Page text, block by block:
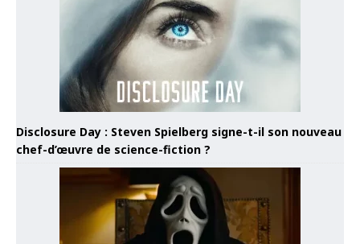
Disclosure Day : Steven Spielberg signe-t-il son nouveau
chef-d’œuvre de science-fiction ?